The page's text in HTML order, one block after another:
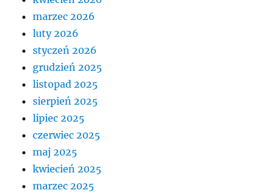
marzec 2026
luty 2026
styczeń 2026
grudzień 2025
listopad 2025
sierpień 2025
lipiec 2025
czerwiec 2025
maj 2025
kwiecień 2025
marzec 2025